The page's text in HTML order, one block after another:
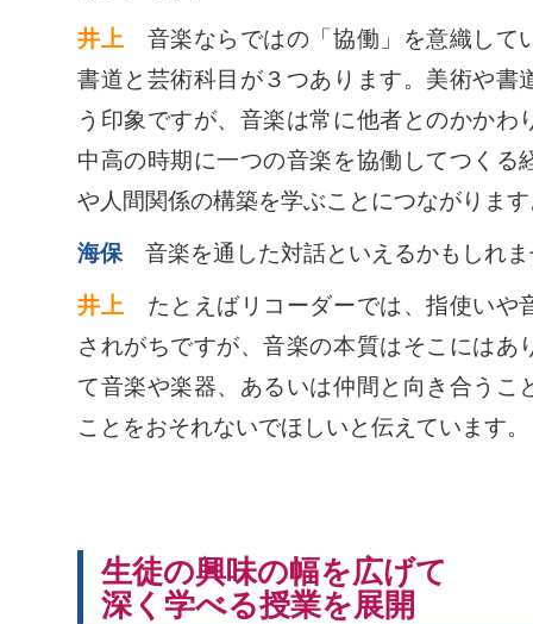
井上 音楽ならではの「協働」を意織して
書道と芸術科目が３つあります。美術や書
う印象ですが、音楽は常に他者とのかかわ
中高の時期に一つの音楽を協働してつくる
や人間関係の構築を学ぶことにつながりま
海保 音楽を通した対話といえるかもしれ
井上 たとえばリコーダーでは、指使いや
されがちですが、音楽の本質はそこにはあ
て音楽や楽器、あるいは仲間と向き合うこ
ことをおそれないでほしいと伝えています。
生徒の興味の幅を広げて
深く学べる授業を展開